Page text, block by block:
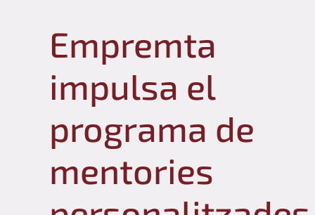
Empremta
impulsa el
programa de
mentories